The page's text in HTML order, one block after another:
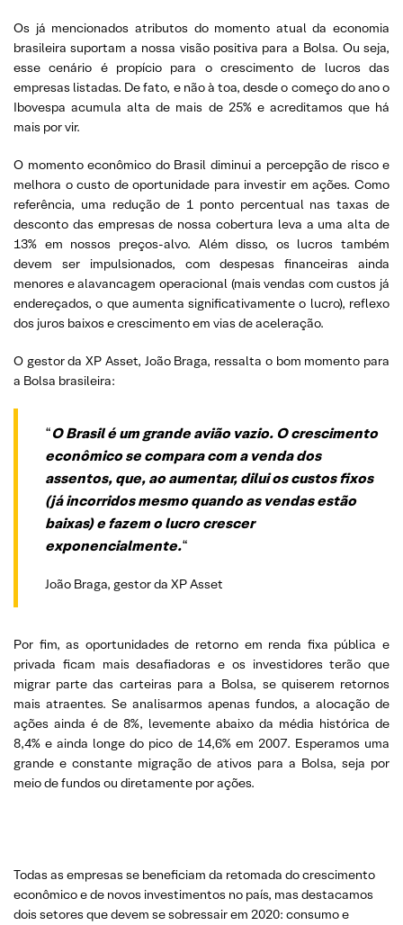
Os já mencionados atributos do momento atual da economia
brasileira suportam a nossa visão positiva para a Bolsa. Ou seja,
esse cenário é propício para o crescimento de lucros das
empresas listadas. De fato, e não à toa, desde o começo do ano o
Ibovespa acumula alta de mais de 25% e acreditamos que há
mais por vir.
O momento econômico do Brasil diminui a percepção de risco e
melhora o custo de oportunidade para investir em ações. Como
referência, uma redução de 1 ponto percentual nas taxas de
desconto das empresas de nossa cobertura leva a uma alta de
13% em nossos preços-alvo. Além disso, os lucros também
devem ser impulsionados, com despesas financeiras ainda
menores e alavancagem operacional (mais vendas com custos já
endereçados, o que aumenta significativamente o lucro), reflexo
dos juros baixos e crescimento em vias de aceleração.
O gestor da XP Asset, João Braga, ressalta o bom momento para
a Bolsa brasileira:
“O Brasil é um grande avião vazio. O crescimento
econômico se compara com a venda dos
assentos, que, ao aumentar, dilui os custos fixos
(já incorridos mesmo quando as vendas estão
baixas) e fazem o lucro crescer
exponencialmente.“
João Braga, gestor da XP Asset
Por fim, as oportunidades de retorno em renda fixa pública e
privada ficam mais desafiadoras e os investidores terão que
migrar parte das carteiras para a Bolsa, se quiserem retornos
mais atraentes. Se analisarmos apenas fundos, a alocação de
ações ainda é de 8%, levemente abaixo da média histórica de
8,4% e ainda longe do pico de 14,6% em 2007. Esperamos uma
grande e constante migração de ativos para a Bolsa, seja por
meio de fundos ou diretamente por ações.
Todas as empresas se beneficiam da retomada do crescimento
econômico e de novos investimentos no país, mas destacamos
dois setores que devem se sobressair em 2020: consumo e